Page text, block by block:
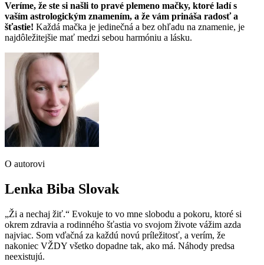
Veríme, že ste si našli to pravé plemeno mačky, ktoré ladí s
vaším astrologickým znamením, a že vám prináša radosť a
šťastie! Každá mačka je jedinečná a bez ohľadu na znamenie, je
najdôležitejšie mať medzi sebou harmóniu a lásku.
O autorovi
Lenka Biba Slovak
„Ži a nechaj žiť.“ Evokuje to vo mne slobodu a pokoru, ktoré si
okrem zdravia a rodinného šťastia vo svojom živote vážim azda
najviac. Som vďačná za každú novú príležitosť, a verím, že
nakoniec VŽDY všetko dopadne tak, ako má. Náhody predsa
neexistujú.